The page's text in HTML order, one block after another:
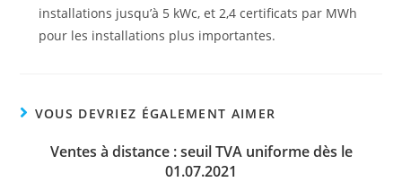
installations jusqu’à 5 kWc, et 2,4 certificats par MWh
pour les installations plus importantes.
VOUS DEVRIEZ ÉGALEMENT AIMER
Ventes à distance : seuil TVA uniforme dès le
01.07.2021